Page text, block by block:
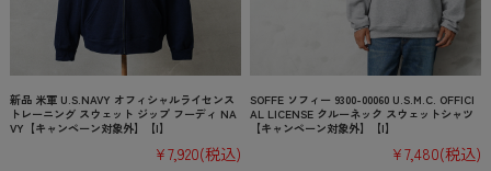
新品 米軍 U.S.NAVY オフィシャルライセンス
トレーニング スウェット ジップ フーディ NA
VY【キャンペーン対象外】【I】
¥7,920(税込)
SOFFE ソフィー 9300-00060 U.S.M.C. OFFICI
AL LICENSE クルーネック スウェットシャツ
【キャンペーン対象外】【I】
¥7,480(税込)